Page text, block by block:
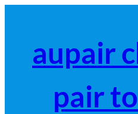
aupair
pair